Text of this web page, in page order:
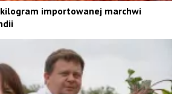
importowanej marchwi